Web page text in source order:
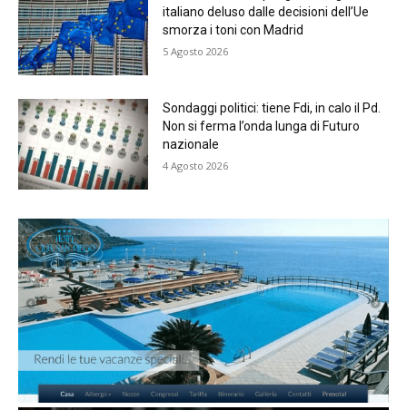
italiano deluso dalle decisioni dell’Ue
smorza i toni con Madrid
5 Agosto 2026
Sondaggi politici: tiene Fdi, in calo il Pd.
Non si ferma l’onda lunga di Futuro
nazionale
4 Agosto 2026